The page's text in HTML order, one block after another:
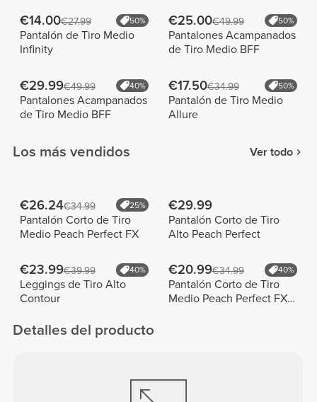
€14.00€27.99 50%
Pantalón de Tiro Medio
Infinity
€25.00€49.99 50%
Pantalones Acampanados
de Tiro Medio BFF
€29.99€49.99 40%
Pantalones Acampanados
de Tiro Medio BFF
€17.50€34.99 50%
Pantalón de Tiro Medio
Allure
Los más vendidos Ver todo
€26.24€34.99 25%
Pantalón Corto de Tiro
Medio Peach Perfect FX
€29.99
Pantalón Corto de Tiro
Alto Peach Perfect
€23.99€39.99 40%
Leggings de Tiro Alto
Contour
€20.99€34.99 40%
Pantalón Corto de Tiro
Medio Peach Perfect FX
Detalles del producto